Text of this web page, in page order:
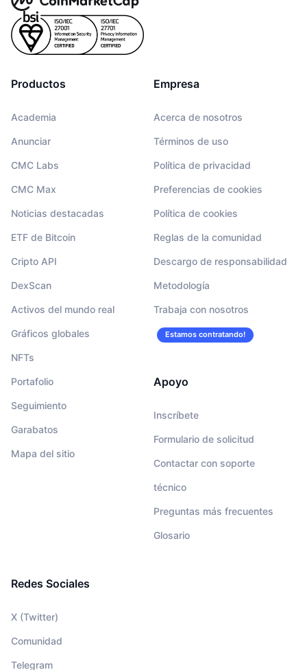
Productos
Academia
Anunciar
CMC Labs
CMC Max
Noticias destacadas
ETF de Bitcoin
Cripto API
DexScan
Activos del mundo real
Gráficos globales
NFTs
Portafolio
Seguimiento
Garabatos
Mapa del sitio
Empresa
Acerca de nosotros
Términos de uso
Política de privacidad
Preferencias de cookies
Política de cookies
Reglas de la comunidad
Descargo de responsabilidad
Metodología
Trabaja con nosotros
Estamos contratando!
Apoyo
Inscríbete
Formulario de solicitud
Contactar con soporte
técnico
Preguntas más frecuentes
Glosario
Redes Sociales
X (Twitter)
Comunidad
Telegram